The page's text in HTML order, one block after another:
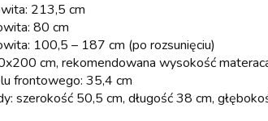
213,5 cm
80 cm
100,5 – 187 cm (po rozsunięciu)
cm, rekomendowana wysokość
frontowego: 35,4 cm
szerokość 50,5 cm, długość 38 cm,